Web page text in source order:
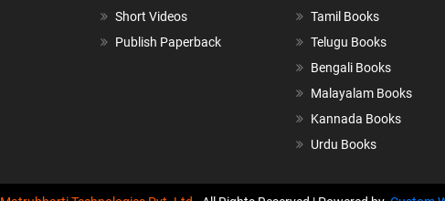
Short Videos
Publish Paperback
Tamil Books
Telugu Books
Bengali Books
Malayalam Books
Kannada Books
Urdu Books